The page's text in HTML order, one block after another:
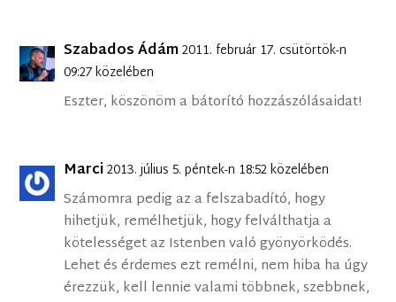
Szabados Ádám2011. február 17. csütörtök-n
09:27 közelében
Eszter, köszönöm a bátorító hozzászólásaidat!
Marci2013. július 5. péntek-n 18:52 közelében
Számomra pedig az a felszabadító, hogy
hihetjük, remélhetjük, hogy felválthatja a
kötelességet az Istenben való gyönyörködés.
Lehet és érdemes ezt remélni, nem hiba ha úgy
érezzük, kell lennie valami többnek, szebbnek,